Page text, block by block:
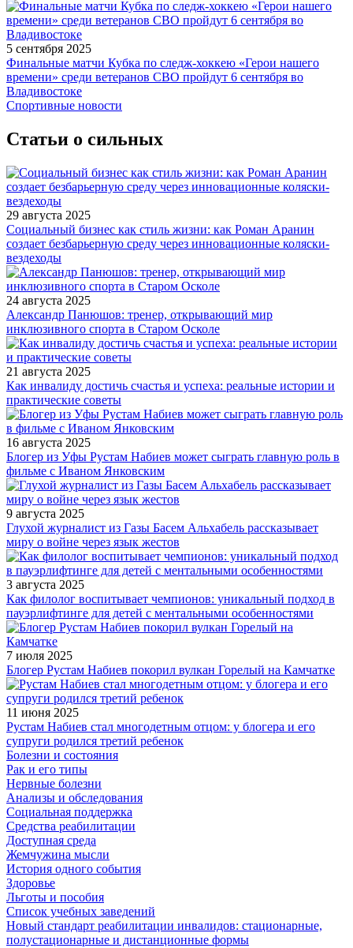
5 сентября 2025
Финальные матчи Кубка по следж-хоккею «Герои нашего
времени» среди ветеранов СВО пройдут 6 сентября во
Владивостоке
Спортивные новости
Статьи о сильных
29 августа 2025
Социальный бизнес как стиль жизни: как Роман Аранин
создает безбарьерную среду через инновационные коляски-
вездеходы
24 августа 2025
Александр Панюшов: тренер, открывающий мир
инклюзивного спорта в Старом Осколе
21 августа 2025
Как инвалиду достичь счастья и успеха: реальные истории и
практические советы
16 августа 2025
Блогер из Уфы Рустам Набиев может сыграть главную роль в
фильме с Иваном Янковским
9 августа 2025
Глухой журналист из Газы Басем Альхабель рассказывает
миру о войне через язык жестов
3 августа 2025
Как филолог воспитывает чемпионов: уникальный подход в
пауэрлифтинге для детей с ментальными особенностями
7 июля 2025
Блогер Рустам Набиев покорил вулкан Горелый на Камчатке
11 июня 2025
Рустам Набиев стал многодетным отцом: у блогера и его
супруги родился третий ребенок
Болезни и состояния
Рак и его типы
Нервные болезни
Анализы и обследования
Социальная поддержка
Средства реабилитации
Доступная среда
Жемчужина мысли
История одного события
Здоровье
Льготы и пособия
Список учебных заведений
Новый стандарт реабилитации инвалидов: стационарные,
полустационарные и дистанционные формы